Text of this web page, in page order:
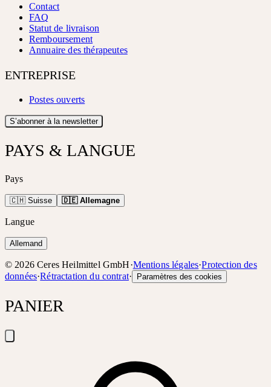
Contact
FAQ
Statut de livraison
Remboursement
Annuaire des thérapeutes
ENTREPRISE
Postes ouverts
S’abonner à la newsletter
PAYS & LANGUE
Pays
🇨🇭 Suisse 🇩🇪 Allemagne
Langue
Allemand
© 2026 Ceres Heilmittel GmbH·Mentions légales·Protection des
données·Rétractation du contrat· Paramètres des cookies
PANIER